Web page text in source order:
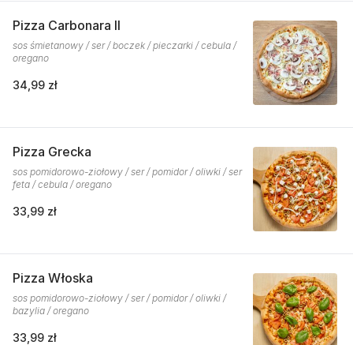
Pizza Carbonara II
sos śmietanowy / ser / boczek / pieczarki / cebula /
oregano
34,99 zł
Pizza Grecka
sos pomidorowo-ziołowy / ser / pomidor / oliwki / ser
feta / cebula / oregano
33,99 zł
Pizza Włoska
sos pomidorowo-ziołowy / ser / pomidor / oliwki /
bazylia / oregano
33,99 zł